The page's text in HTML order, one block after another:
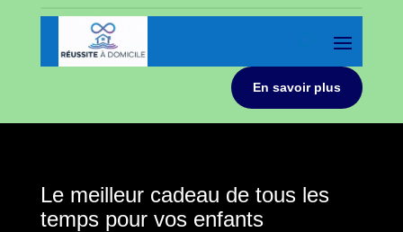
En savoir plus
Le meilleur cadeau de tous les
temps pour vos enfants